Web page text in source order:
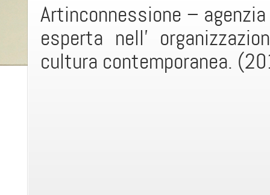
Artinconnessione –
esperta nell’
cultura contemporanea.